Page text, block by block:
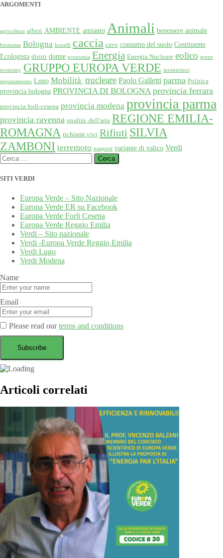
ARGOMENTI
agricoltura alberi AMBIENTE amianto Animali benessere animale
biomasse Bologna bonelli caccia cave consumo del suolo Costituente
Ecologista diritti donne economia Energia Energia Nucleare eolico green
economy GRUPPO EUROPA VERDE inceneritori
inquinamento Lugo Mobilità nucleare Paolo Galletti parma Politica
provincia bologna PROVINCIA DI BOLOGNA provincia ferrara
provincia forlì-cesena provincia modena provincia parma
provincia ravenna qualità dell'aria REGIONE EMILIA-
ROMAGNA richiami vivi Rifiuti SILVIA
ZAMBONI terremoto trasporti variante di valico Verdi
Ricerca
per:
SITI VERDI
Europa Verde – Sito Nazionale
Europa Verde ER su Facebook
Europa Verde Forli Cesena
Europa Verde Reggio Emilia
Verdi – Sito nazionale
Verdi -Europa Verde Reggio Emilia
Verdi Lugo
Verdi Modena
Name
Email
Please read ourterms and conditions
Articoli correlati